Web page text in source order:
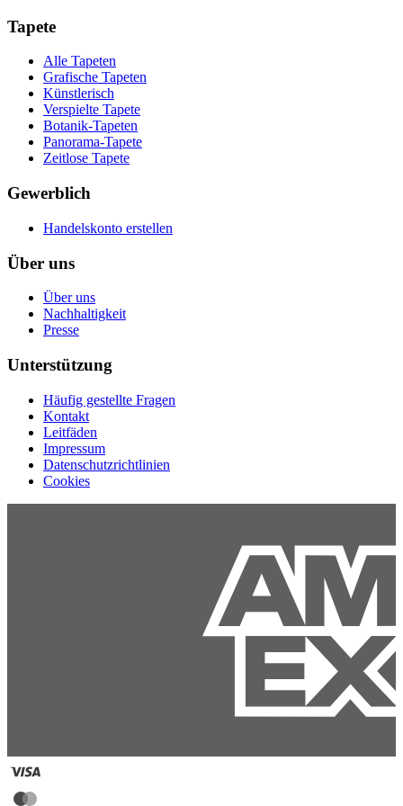
Tapete
Alle Tapeten
Grafische Tapeten
Künstlerisch
Verspielte Tapete
Botanik-Tapeten
Panorama-Tapete
Zeitlose Tapete
Gewerblich
Handelskonto erstellen
Über uns
Über uns
Nachhaltigkeit
Presse
Unterstützung
Häufig gestellte Fragen
Kontakt
Leitfäden
Impressum
Datenschutzrichtlinien
Cookies